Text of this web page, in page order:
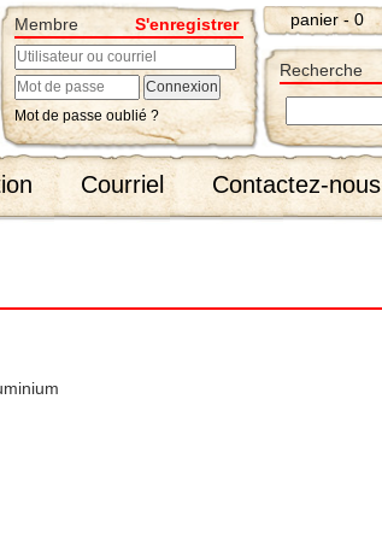
Membre S'enregistrer
Mot de passe oublié ?
panier - 0
Recherche
Courriel Contactez-nous